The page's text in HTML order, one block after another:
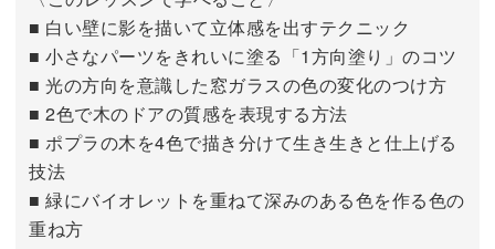
■ 白い壁に影を描いて立体感を出すテクニック
■ 小さなパーツをきれいに塗る「1方向塗り」のコツ
■ 光の方向を意識した窓ガラスの色の変化のつけ方
■ 2色で木のドアの質感を表現する方法
■ ポプラの木を4色で描き分けて生き生きと仕上げる
技法
■ 緑にバイオレットを重ねて深みのある色を作る色の
重ね方